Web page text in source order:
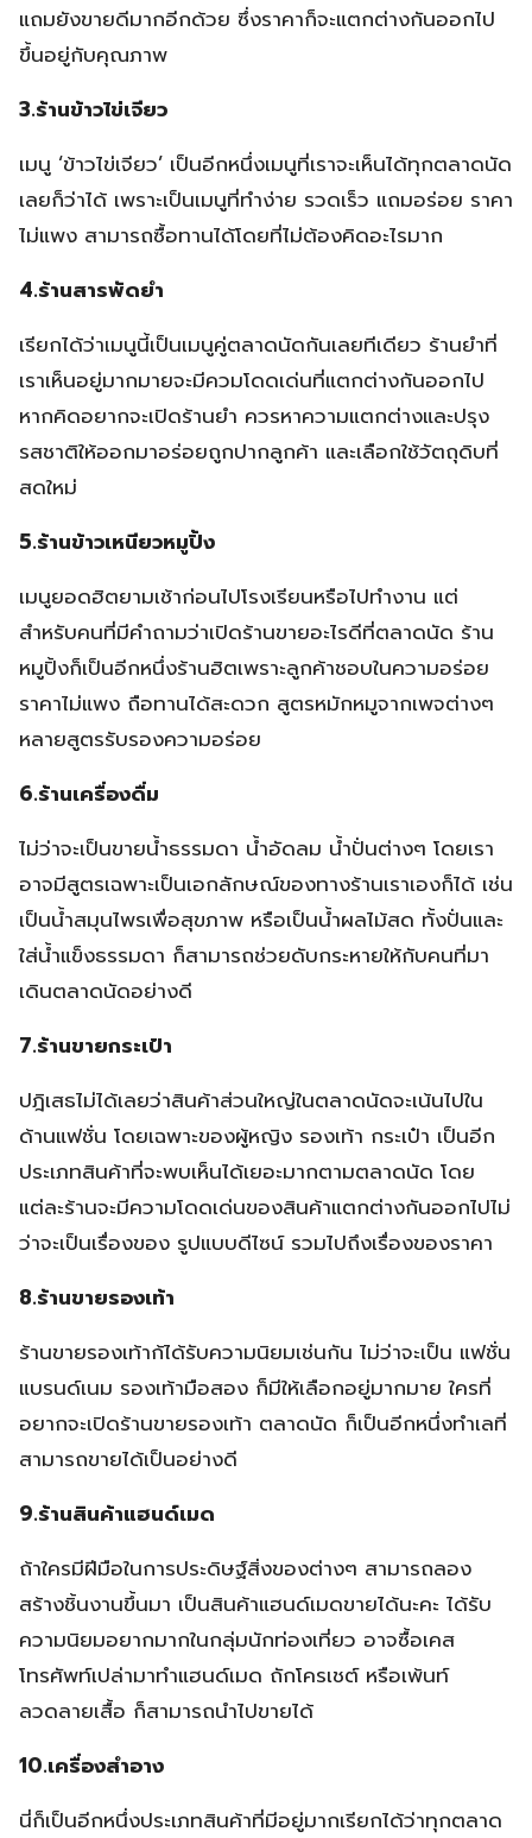
แถมยังขายดีมากอีกด้วย ซึ่งราคาก็จะแตกต่างกันออกไป
ขึ้นอยู่กับคุณภาพ
3.ร้านข้าวไข่เจียว
เมนู ‘ข้าวไข่เจียว’ เป็นอีกหนึ่งเมนูที่เราจะเห็นได้ทุกตลาดนัด
เลยก็ว่าได้ เพราะเป็นเมนูที่ทำง่าย รวดเร็ว แถมอร่อย ราคา
ไม่แพง สามารถซื้อทานได้โดยที่ไม่ต้องคิดอะไรมาก
4.ร้านสารพัดยำ
เรียกได้ว่าเมนูนี้เป็นเมนูคู่ตลาดนัดกันเลยทีเดียว ร้านยำที่
เราเห็นอยู่มากมายจะมีควมโดดเด่นที่แตกต่างกันออกไป
หากคิดอยากจะเปิดร้านยำ ควรหาความแตกต่างและปรุง
รสชาติให้ออกมาอร่อยถูกปากลูกค้า และเลือกใช้วัตถุดิบที่
สดใหม่
5.ร้านข้าวเหนียวหมูปิ้ง
เมนูยอดฮิตยามเช้าก่อนไปโรงเรียนหรือไปทำงาน แต่
สำหรับคนที่มีคำถามว่าเปิดร้านขายอะไรดีที่ตลาดนัด ร้าน
หมูปิ้งก็เป็นอีกหนึ่งร้านฮิตเพราะลูกค้าชอบในความอร่อย
ราคาไม่แพง ถือทานได้สะดวก สูตรหมักหมูจากเพจต่างๆ
หลายสูตรรับรองความอร่อย
6.ร้านเครื่องดื่ม
ไม่ว่าจะเป็นขายน้ำธรรมดา น้ำอัดลม น้ำปั่นต่างๆ โดยเรา
อาจมีสูตรเฉพาะเป็นเอกลักษณ์ของทางร้านเราเองก็ได้ เช่น
เป็นน้ำสมุนไพรเพื่อสุขภาพ หรือเป็นน้ำผลไม้สด ทั้งปั่นและ
ใส่น้ำแข็งธรรมดา ก็สามารถช่วยดับกระหายให้กับคนที่มา
เดินตลาดนัดอย่างดี
7.ร้านขายกระเป๋า
ปฎิเสธไม่ได้เลยว่าสินค้าส่วนใหญ่ในตลาดนัดจะเน้นไปใน
ด้านแฟชั่น โดยเฉพาะของผู้หญิง รองเท้า กระเป๋า เป็นอีก
ประเภทสินค้าที่จะพบเห็นได้เยอะมากตามตลาดนัด โดย
แต่ละร้านจะมีความโดดเด่นของสินค้าแตกต่างกันออกไปไม่
ว่าจะเป็นเรื่องของ รูปแบบดีไซน์ รวมไปถึงเรื่องของราคา
8.ร้านขายรองเท้า
ร้านขายรองเท้าก้ได้รับความนิยมเช่นกัน ไม่ว่าจะเป็น แฟชั่น
แบรนด์เนม รองเท้ามือสอง ก็มีให้เลือกอยู่มากมาย ใครที่
อยากจะเปิดร้านขายรองเท้า ตลาดนัด ก็เป็นอีกหนึ่งทำเลที่
สามารถขายได้เป็นอย่างดี
9.ร้านสินค้าแฮนด์เมด
ถ้าใครมีฝีมือในการประดิษฐ์สิ่งของต่างๆ สามารถลอง
สร้างชิ้นงานขึ้นมา เป็นสินค้าแฮนด์เมดขายได้นะคะ ได้รับ
ความนิยมอยากมากในกลุ่มนักท่องเที่ยว อาจซื้อเคส
โทรศัพท์เปล่ามาทำแฮนด์เมด ถักโครเชต์ หรือเพ้นท์
ลวดลายเสื้อ ก็สามารถนำไปขายได้
10.เครื่องสำอาง
นี่ก็เป็นอีกหนึ่งประเภทสินค้าที่มีอยู่มากเรียกได้ว่าทุกตลาด